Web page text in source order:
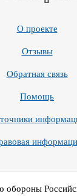
О проекте
Отзывы
Обратная связь
Помощь
обороны